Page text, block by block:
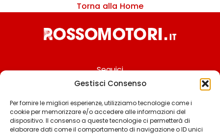
Gestisci Consenso
Per fornire le migliori esperienze, utilizziamo tecnologie come i
cookie per memorizzare e/o accedere alle informazioni del
dispositivo. Il consenso a queste tecnologie ci permetterà di
elaborare dati come il comportamento di navigazione o ID unici
Torna alla Home
Seguici
Chi siamo